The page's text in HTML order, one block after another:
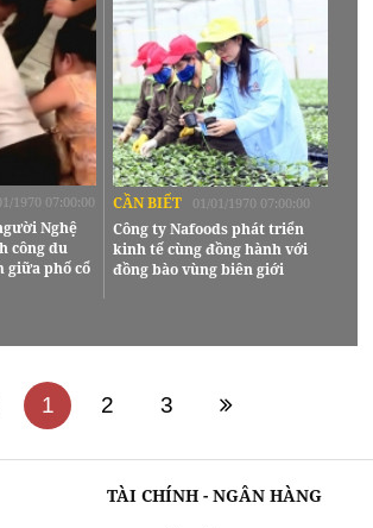
1970 07:00:00
Nghệ
công du
giữa phố cổ
CẦN BIẾT 01/01/1970 07:00:00
Công ty Nafoods phát triển
kinh tế cùng đồng hành với
đồng bào vùng biên giới
1 2 3
TÀI CHÍNH - NGÂN HÀNG